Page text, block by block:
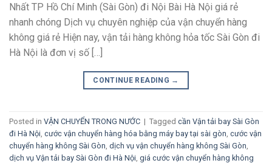
Nhất TP Hồ Chí Minh (Sài Gòn) đi Nội Bài Hà Nội giá rẻ
nhanh chóng Dịch vụ chuyên nghiệp của vận chuyển hàng
không giá rẻ Hiện nay, vận tải hàng không hỏa tốc Sài Gòn đi
Hà Nội là đơn vị số […]
CONTINUE READING →
Posted in VẬN CHUYỂN TRONG NƯỚC | Tagged cần Vận tải bay Sài Gòn
đi Hà Nội cước vận chuyển hàng hóa bằng máy bay tại sài gòn cước vận
chuyển hàng không Sài Gòn dịch vụ vận chuyển hàng không Sài Gòn
dịch vụ Vận tải bay Sài Gòn đi Hà Nội giá cước vận chuyển hàng không